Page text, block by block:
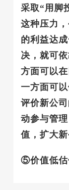
采取“用脚
这种压力
的利益达
决，就可
方面可以
一方面可
评价新公
动参与管
值，扩大新
⑤价值低估